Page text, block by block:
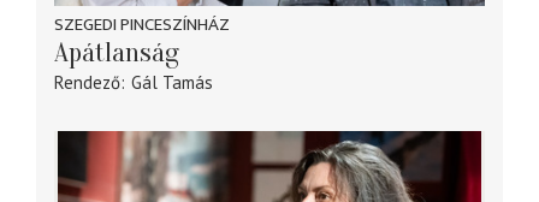
SZEGEDI PINCESZÍNHÁZ
Apátlanság
Rendező Gál Tamás